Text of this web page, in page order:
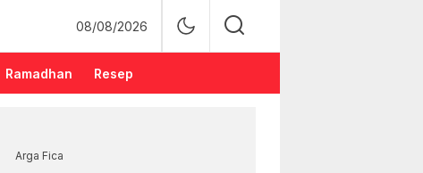
08/08/2026
Ramadhan Resep
Arga Fica